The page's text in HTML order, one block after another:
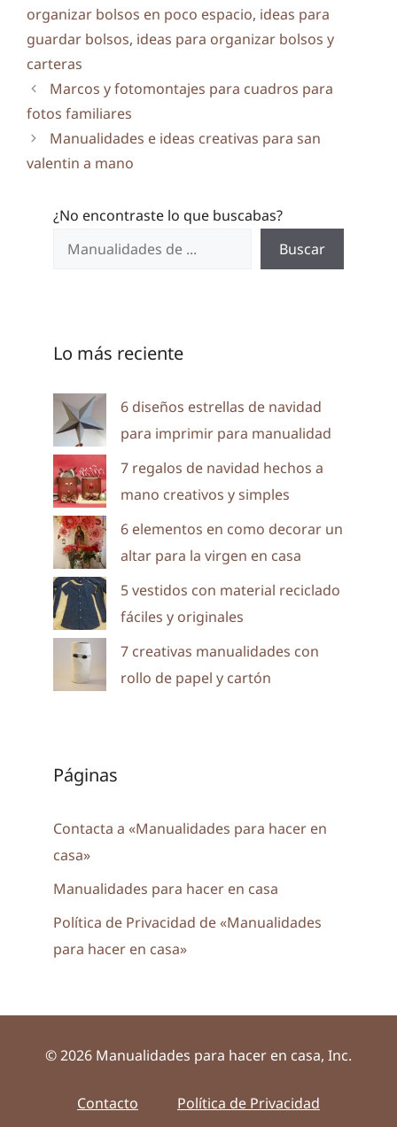
organizar bolsos en poco espacio, ideas para
guardar bolsos, ideas para organizar bolsos y
carteras
Marcos y fotomontajes para cuadros para
fotos familiares
Manualidades e ideas creativas para san
valentin a mano
¿No encontraste lo que buscabas?
Buscar
Lo más reciente
6 diseños estrellas de navidad
para imprimir para manualidad
7 regalos de navidad hechos a
mano creativos y simples
6 elementos en como decorar un
altar para la virgen en casa
5 vestidos con material reciclado
fáciles y originales
7 creativas manualidades con
rollo de papel y cartón
Páginas
Contacta a «Manualidades para hacer en
casa»
Manualidades para hacer en casa
Política de Privacidad de «Manualidades
para hacer en casa»
© 2026 Manualidades para hacer en casa, Inc.
Contacto Política de Privacidad